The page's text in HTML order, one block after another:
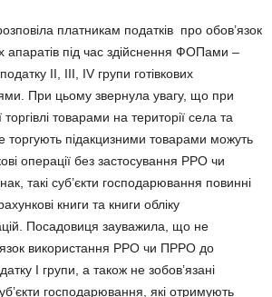
платникам податків про обов’язок
апаратів під час здійснення ФОПами –
ІІ, ІІІ, ІV групи готівкових
При цьому звернула увагу, що при
торгівлі товарами на території села та
підакцизними товарами можуть
операції без застосування РРО чи
такі суб’єкти господарювання повинні
книги та книги обліку
Посадовиця зауважила, що не
використання РРО чи ПРРО до
І групи, а також не зобов’язані
господарювання, які отримують